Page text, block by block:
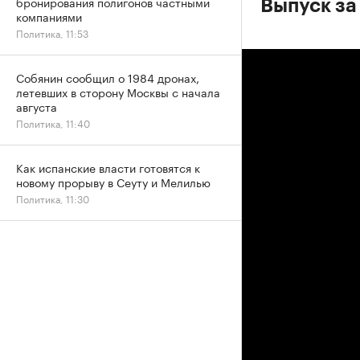
Выпуск
компаниями
Политика, 11:53
Собянин сообщил о 1984 дронах,
летевших в сторону Москвы с начала
августа
Политика, 11:40
Как испанские власти готовятся к
новому прорыву в Сеуту и Мелилью
Политика, 11:30